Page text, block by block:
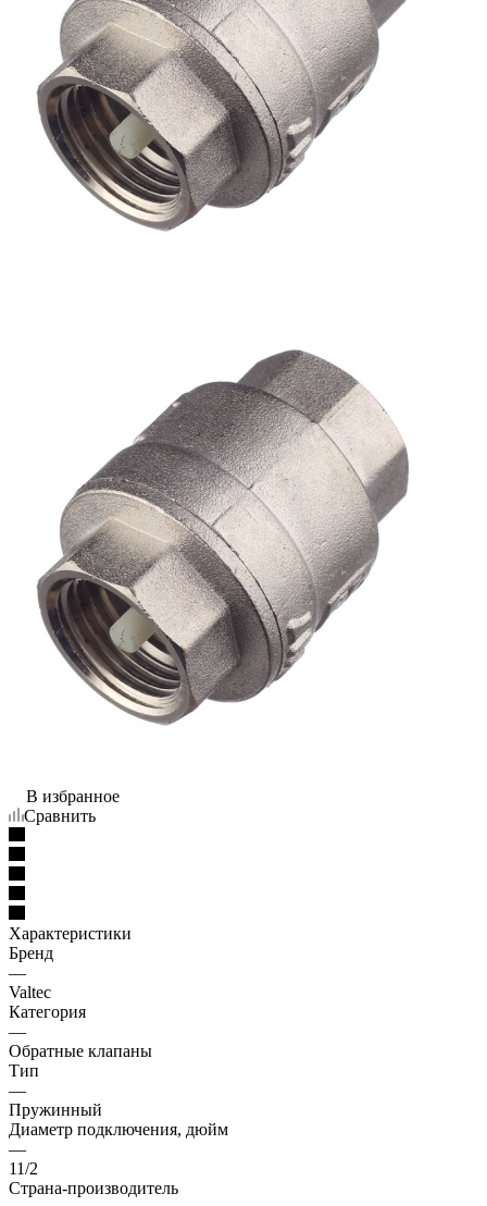
В избранное
Сравнить
Характеристики
Бренд
—
Valtec
Категория
—
Обратные клапаны
Тип
—
Пружинный
Диаметр подключения, дюйм
—
11/2
Страна-производитель